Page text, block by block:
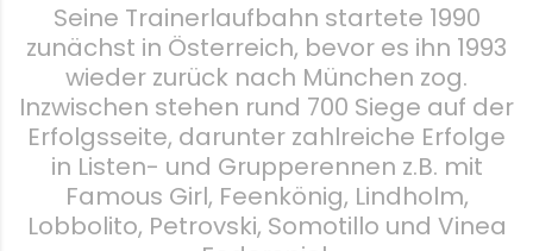
Seine Trainerlaufbahn startete 1990
zunächst in Österreich, bevor es ihn 1993
wieder zurück nach München zog.
Inzwischen stehen rund 700 Siege auf der
Erfolgsseite, darunter zahlreiche Erfolge
in Listen- und Grupperennen z.B. mit
Famous Girl, Feenkönig, Lindholm,
Lobbolito, Petrovski, Somotillo und Vinea